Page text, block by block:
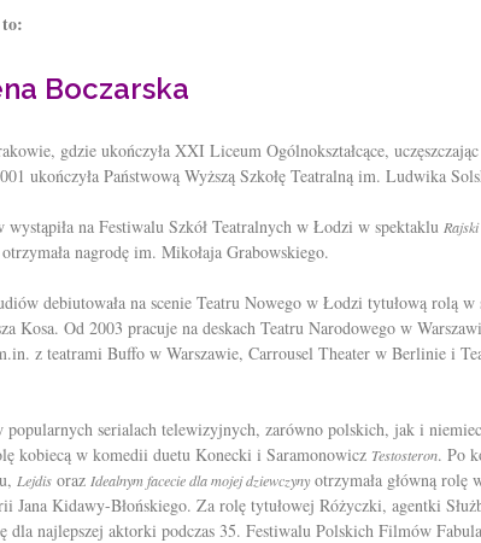
Boczarska
gdzie ukończyła XXI Liceum Ogólnokształcące,
ukończyła Państwową Wyższą Szkołę Teatralną im. Ludwika
na Festiwalu Szkół Teatralnych w Łodzi w spektaklu
nagrodę im. Mikołaja Grabowskiego.
debiutowała na scenie Teatru Nowego w Łodzi tytułową rolą w
Kosa. Od 2003 pracuje na deskach Teatru Narodowego w
z teatrami Buffo w Warszawie, Carrousel Theater w Berlinie i
popularnych serialach telewizyjnych, zarówno polskich, jak i
kobiecą w komedii duetu Konecki i Saramonowicz Testosteron. Po
Lejdis oraz Idealnym facecie dla mojej dziewczynyotrzymała główną rolę
Jana Kidawy-Błońskiego. Za rolę tytułowej Różyczki, agentki
dla najlepszej aktorki podczas 35. Festiwalu Polskich Filmów